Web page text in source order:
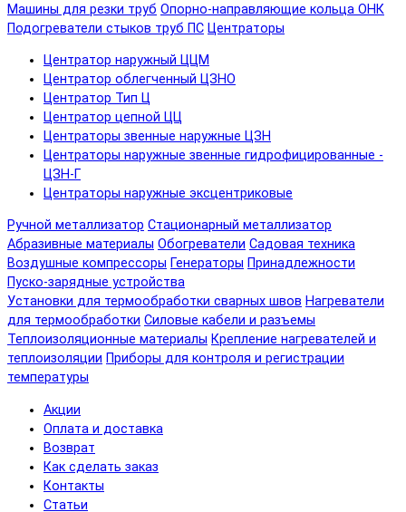
Машины для резки труб Опорно-направляющие кольца ОНК
Подогреватели стыков труб ПС Центраторы
Центратор наружный ЦЦМ
Центратор облегченный ЦЗНО
Центратор Тип Ц
Центратор цепной ЦЦ
Центраторы звенные наружные ЦЗН
Центраторы наружные звенные гидрофицированные -
ЦЗН-Г
Центраторы наружные эксцентриковые
Ручной металлизатор Стационарный металлизатор
Абразивные материалы Обогреватели Садовая техника
Воздушные компрессоры Генераторы Принадлежности
Пуско-зарядные устройства
Установки для термообработки сварных швов Нагреватели
для термообработки Силовые кабели и разъемы
Теплоизоляционные материалы Крепление нагревателей и
теплоизоляции Приборы для контроля и регистрации
температуры
Акции
Оплата и доставка
Возврат
Как сделать заказ
Контакты
Статьи